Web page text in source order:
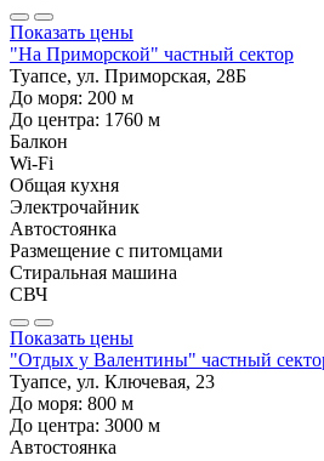
Показать цены
"На Приморской" частный сектор
Туапсе, ул. Приморская, 28Б
До моря: 200 м
До центра: 1760 м
Балкон
Wi-Fi
Общая кухня
Электрочайник
Автостоянка
Размещение с питомцами
Стиральная машина
СВЧ
Показать цены
"Отдых у Валентины" частный
Туапсе, ул. Ключевая, 23
До моря: 800 м
До центра: 3000 м
Автостоянка